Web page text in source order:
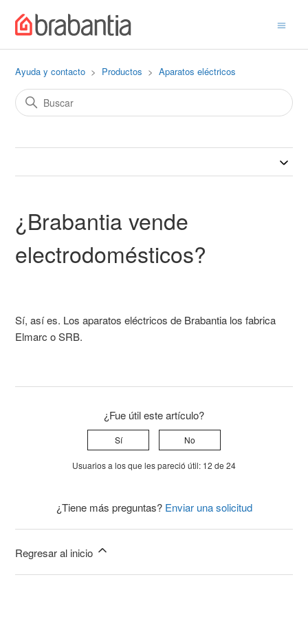
Ayuda y contacto Productos Aparatos eléctricos
¿Brabantia vende
electrodomésticos?
Sí, así es. Los aparatos eléctricos de Brabantia los fabrica
Elmarc o SRB.
¿Fue útil este artículo?
Sí No
Usuarios a los que les pareció útil: 12 de 24
¿Tiene más preguntas? Enviar una solicitud
Regresar al inicio